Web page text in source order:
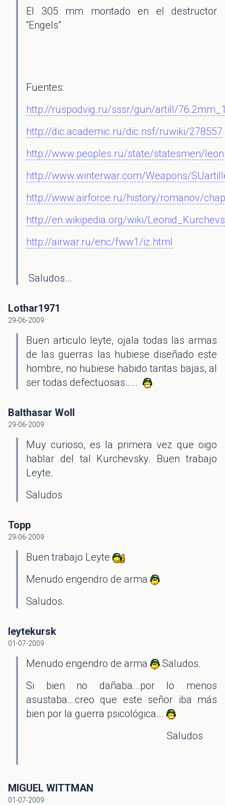
El 305 mm montado en el destructor
“Engels”
Fuentes:
http://ruspodvig.ru/sssr/gun/artill/
http://dic.academic.ru/dic.nsf/ruwiki/278557
http://www.peoples.ru/state/statesmen/
http://www.winterwar.com/Weapons/
http://www.airforce.ru/history/romanov/
http://en.wikipedia.org/wiki/
http://airwar.ru/enc/fww1/iz.html
Saludos...
Lothar1971
29-06-2009
Buen articulo leyte, ojala todas las armas
de las guerras las hubiese diseñado este
hombre, no hubiese habido tantas bajas, al
ser todas defectuosas.....
Balthasar Woll
29-06-2009
Muy curioso, es la primera vez que oigo
hablar del tal Kurchevsky. Buen trabajo
Leyte.
Saludos
Topp
29-06-2009
Buen trabajo Leyte
Menudo engendro de arma
Saludos.
leytekursk
01-07-2009
Menudo engendro de arma
Saludos.
Si bien no dañaba...por lo menos
asustaba...creo que este señor iba más
bien por la guerra psicológica...
Saludos
MIGUEL WITTMAN
01-07-2009